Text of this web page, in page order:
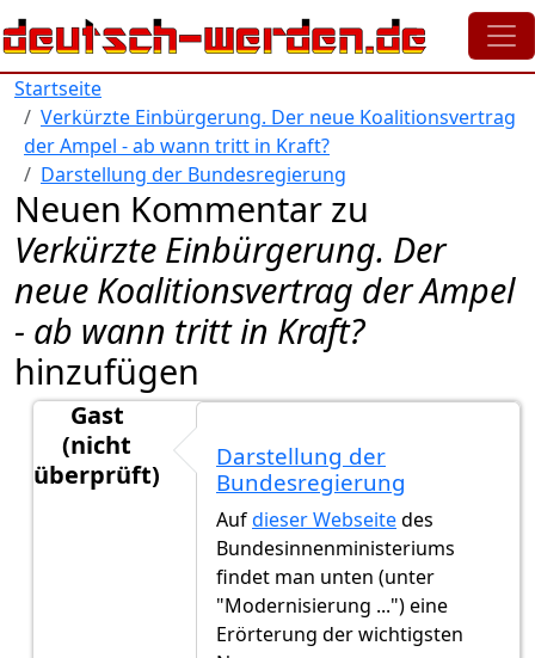
Direkt zum Inhalt
Startseite
Verkürzte Einbürgerung. Der neue Koalitionsvertrag
der Ampel - ab wann tritt in Kraft?
Darstellung der Bundesregierung
Neuen Kommentar zu
Verkürzte Einbürgerung. Der
neue Koalitionsvertrag der Ampel
- ab wann tritt in Kraft?
hinzufügen
Gast
(nicht
überprüft)
Gast (nicht überprüft)
Darstellung der
Bundesregierung
Aufdieser Webseitedes
Bundesinnenministeriums
findet man unten (unter
"Modernisierung ...") eine
Erörterung der wichtigsten